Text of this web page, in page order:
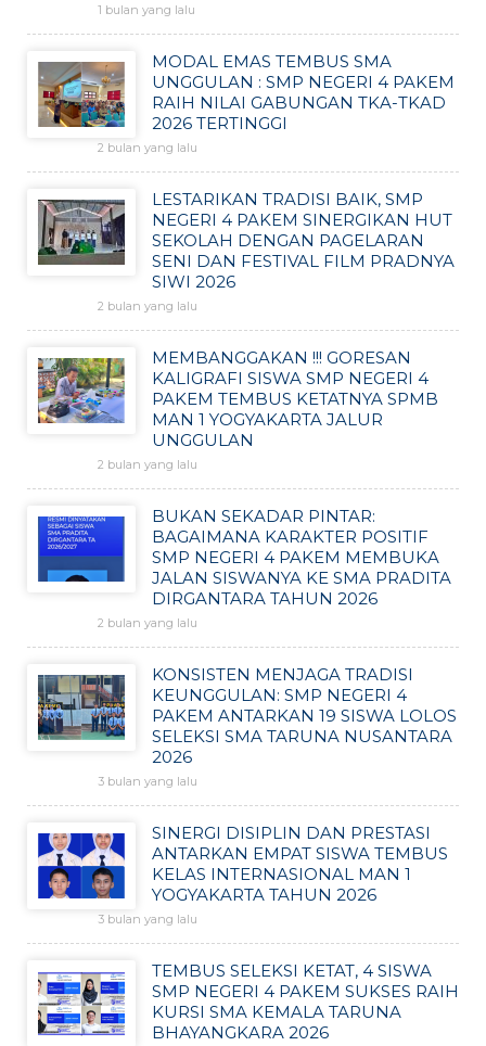
1 bulan yang lalu
MODAL EMAS TEMBUS SMA
UNGGULAN : SMP NEGERI 4 PAKEM
RAIH NILAI GABUNGAN TKA-TKAD
2026 TERTINGGI
2 bulan yang lalu
LESTARIKAN TRADISI BAIK, SMP
NEGERI 4 PAKEM SINERGIKAN HUT
SEKOLAH DENGAN PAGELARAN
SENI DAN FESTIVAL FILM PRADNYA
SIWI 2026
2 bulan yang lalu
MEMBANGGAKAN !!! GORESAN
KALIGRAFI SISWA SMP NEGERI 4
PAKEM TEMBUS KETATNYA SPMB
MAN 1 YOGYAKARTA JALUR
UNGGULAN
2 bulan yang lalu
BUKAN SEKADAR PINTAR:
BAGAIMANA KARAKTER POSITIF
SMP NEGERI 4 PAKEM MEMBUKA
JALAN SISWANYA KE SMA PRADITA
DIRGANTARA TAHUN 2026
2 bulan yang lalu
KONSISTEN MENJAGA TRADISI
KEUNGGULAN: SMP NEGERI 4
PAKEM ANTARKAN 19 SISWA LOLOS
SELEKSI SMA TARUNA NUSANTARA
2026
3 bulan yang lalu
SINERGI DISIPLIN DAN PRESTASI
ANTARKAN EMPAT SISWA TEMBUS
KELAS INTERNASIONAL MAN 1
YOGYAKARTA TAHUN 2026
3 bulan yang lalu
TEMBUS SELEKSI KETAT, 4 SISWA
SMP NEGERI 4 PAKEM SUKSES RAIH
KURSI SMA KEMALA TARUNA
BHAYANGKARA 2026